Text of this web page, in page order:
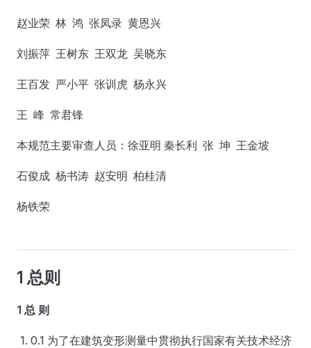
赵业荣 林 鸿 张凤录 黄恩兴
刘振萍 王树东 王双龙 吴晓东
王百发 严小平 张训虎 杨永兴
王 峰 常君锋
本规范主要审查人员：徐亚明 秦长利 张 坤 王金坡
石俊成 杨书涛 赵安明 柏桂清
杨铁荣
1 总则
1 总 则
0.1 为了在建筑变形测量中贯彻执行国家有关技术经济